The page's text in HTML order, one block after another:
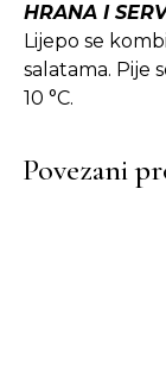
HRANA I
Lijepo se
salatama. Pije
10 °C.
Povezani